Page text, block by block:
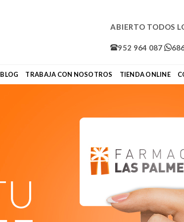
ABIERTO TODOS
952 964 087
BLOG TRABAJA CON NOSOTROS TIENDA ONLINE